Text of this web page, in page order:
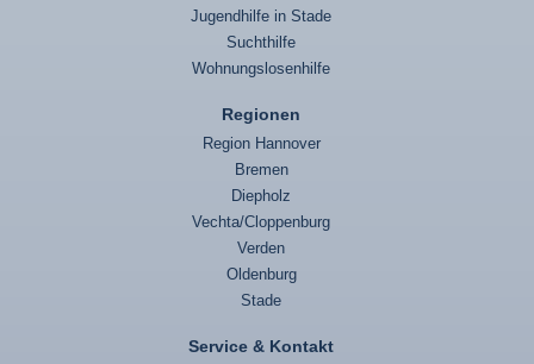
Jugendhilfe in Stade
Suchthilfe
Wohnungslosenhilfe
Regionen
Region Hannover
Bremen
Diepholz
Vechta/Cloppenburg
Verden
Oldenburg
Stade
Service & Kontakt